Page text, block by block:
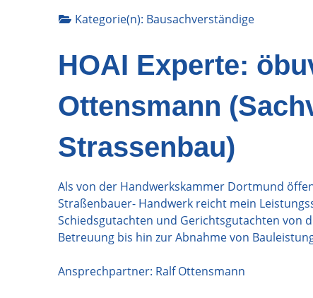
Kategorie(n): Bausachverständige
HOAI Experte:
Ottensmann
Strassenbau)
Als von der Handwerkskammer Dortmund
Straßenbauer- Handwerk reicht mein
Schiedsgutachten und Gerichtsgutachten von
Betreuung bis hin zur Abnahme von
Ansprechpartner: Ralf Ottensmann